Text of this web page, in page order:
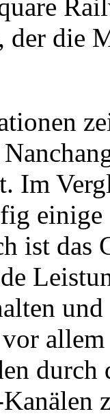
der die
Im
ist das